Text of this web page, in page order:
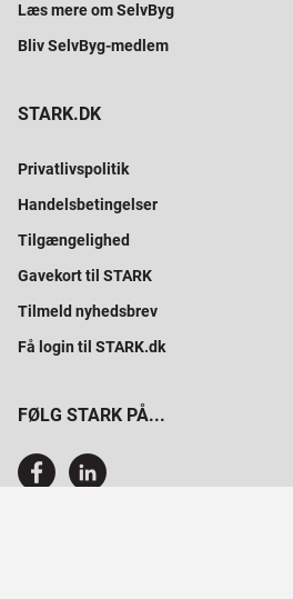
Læs mere om SelvByg
Bliv SelvByg-medlem
STARK.DK
Privatlivspolitik
Handelsbetingelser
Tilgængelighed
Gavekort til STARK
Tilmeld nyhedsbrev
Få login til STARK.dk
FØLG STARK PÅ...